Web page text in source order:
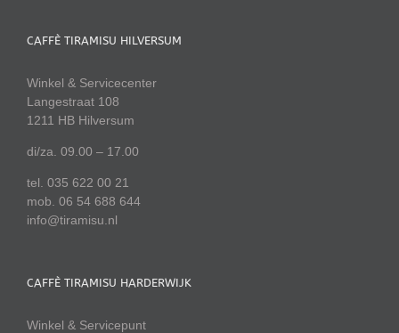
CAFFÈ TIRAMISU HILVERSUM
Winkel & Servicecenter
Langestraat 108
1211 HB Hilversum
di/za. 09.00 – 17.00
tel. 035 622 00 21
mob. 06 54 688 644
info@tiramisu.nl
CAFFÈ TIRAMISU HARDERWIJK
Winkel & Servicepunt